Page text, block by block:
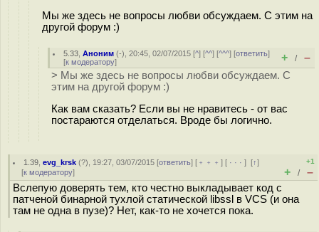
Мы же здесь не вопросы любви обсуждаем. С этим на
другой форум :)
5.33 ,Аноним (-), 20:45, 02/07/2015 [^] [^^] [^^^] [ответить]
[к модератору] + / –
> Мы же здесь не вопросы любви обсуждаем. С
этим на другой форум :)
Как вам сказать? Если вы не нравитесь - от вас
постараются отделаться. Вроде бы логично.
1.39 ,evg_krsk (?), 19:27, 03/07/2015 [ответить] [ ﹢﹢﹢] [ · · ·][↑]
[к модератору]
+1
+ / –
Вслепую доверять тем, кто честно выкладывает код с
патченой бинарной тухлой статической libssl в VCS (и она
там не одна в пузе)? Нет, как-то не хочется пока.